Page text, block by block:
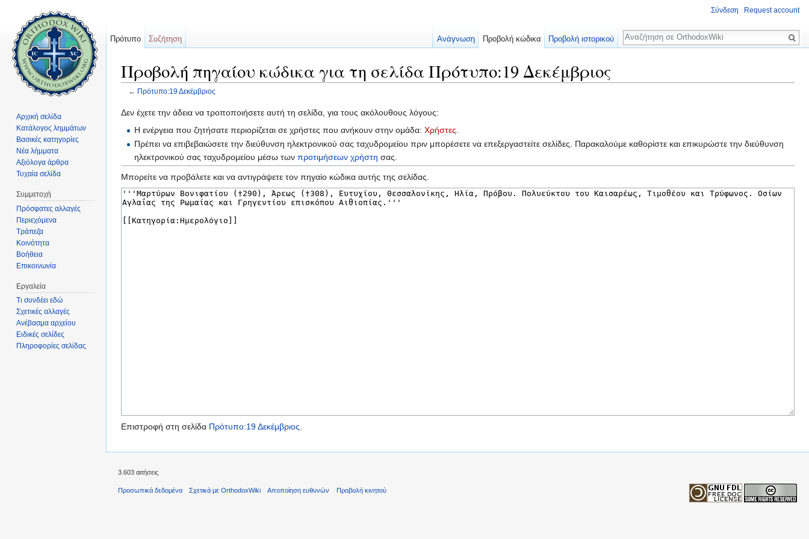
Προβολή πηγαίου κώδικα για τη σελίδα Πρότυπο:19 Δεκέμβριος
← Πρότυπο:19 Δεκέμβριος
Δεν έχετε την άδεια να τροποποιήσετε αυτή τη σελίδα, για τους ακόλουθους λόγους:
Η ενέργεια που ζητήσατε περιορίζεται σε χρήστες που ανήκουν στην ομάδα:Χρήστες
Πρέπει να επιβεβαιώσετε την διεύθυνση ηλεκτρονικού σας ταχυδρομείου πριν μπορέσετε να επεξεργαστείτε σελίδες. Παρακαλούμε καθορίστε και επικυρώστε την διεύθυνση
ηλεκτρονικού σας ταχυδρομείου μέσω τωνπροτιμήσεων χρήστη σας.
Μπορείτε να προβάλετε και να αντιγράψετε τον πηγαίο κώδικα αυτής της σελίδας.
Επιστροφή στη σελίδα Πρότυπο:19 Δεκέμβριος.
Σύνδεση Request account
Πρότυπο Συζήτηση Ανάγνωση Προβολή κώδικα Προβολή ιστορικού
Αναζήτηση
Αρχική σελίδα
Κατάλογος λημμάτων
Βασικές κατηγορίες
Νέα λήμματα
Αξιόλογα άρθρα
Τυχαία σελίδα
Συμμετοχή
Πρόσφατες αλλαγές
Περιεχόμενα
Τράπεζα
Κοινότητα
Βοήθεια
Επικοινωνία
Εργαλεία
Τι συνδέει εδώ
Σχετικές αλλαγές
Ανέβασμα αρχείου
Ειδικές σελίδες
Πληροφορίες σελίδας
3.603 αιτήσεις
Προσωπικά δεδομένα Σχετικά με OrthodoxWiki Αποποίηση ευθυνών Προβολή κινητού